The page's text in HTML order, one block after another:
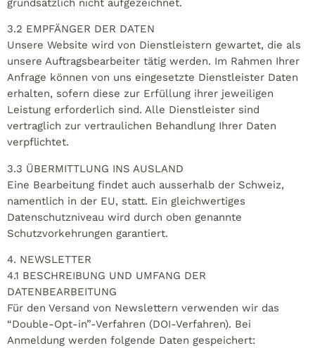
grundsätzlich nicht aufgezeichnet.
3.2 EMPFÄNGER DER DATEN
Unsere Website wird von Dienstleistern gewartet, die als
unsere Auftragsbearbeiter tätig werden. Im Rahmen Ihrer
Anfrage können von uns eingesetzte Dienstleister Daten
erhalten, sofern diese zur Erfüllung ihrer jeweiligen
Leistung erforderlich sind. Alle Dienstleister sind
vertraglich zur vertraulichen Behandlung Ihrer Daten
verpflichtet.
3.3 ÜBERMITTLUNG INS AUSLAND
Eine Bearbeitung findet auch ausserhalb der Schweiz,
namentlich in der EU, statt. Ein gleichwertiges
Datenschutzniveau wird durch oben genannte
Schutzvorkehrungen garantiert.
4. NEWSLETTER
4.1 BESCHREIBUNG UND UMFANG DER
DATENBEARBEITUNG
Für den Versand von Newslettern verwenden wir das
“Double-Opt-in”-Verfahren (DOI-Verfahren). Bei
Anmeldung werden folgende Daten gespeichert: